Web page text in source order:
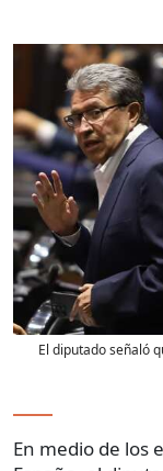
El diputado señaló
En medio de los